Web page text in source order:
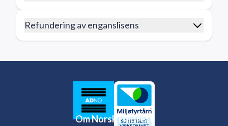
Refundering av enganslisens
Om Norsk Friidrett